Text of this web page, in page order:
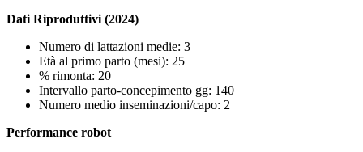
Dati Riproduttivi (2024)
Numero di lattazioni medie: 3
Età al primo parto (mesi): 25
% rimonta: 20
Intervallo parto-concepimento gg: 140
Numero medio inseminazioni/capo: 2
Performance robot